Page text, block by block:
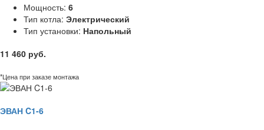
Мощность: 6
Тип котла: Электрический
Тип установки: Напольный
11 460 руб.
*Цена при заказе монтажа
ЭВАН C1-6